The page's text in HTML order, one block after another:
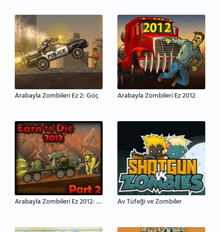
Arabayla Zombileri Ez 2: Göç Arabayla Zombileri Ez 2012
Arabayla Zombileri Ez 2012: Bölüm 2 Av Tüfeği ve Zombiler